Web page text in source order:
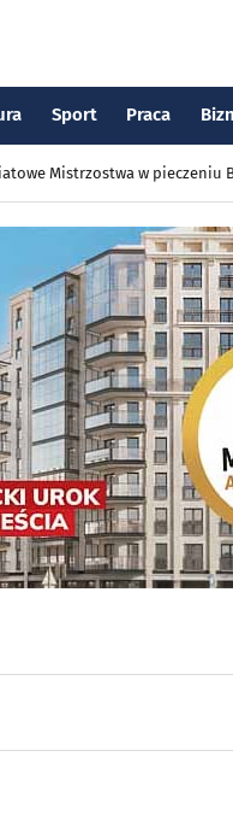
Sport Praca
Mistrzostwa w pieczeniu